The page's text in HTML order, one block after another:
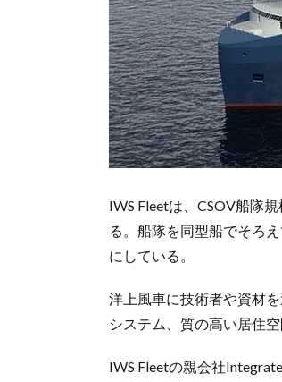
IWS Fleetは、CSOV船隊
る。船隊を同型船でそろ
にしている。
洋上風車に技術者や資材
システム、質の高い居住
IWS Fleetの親会社